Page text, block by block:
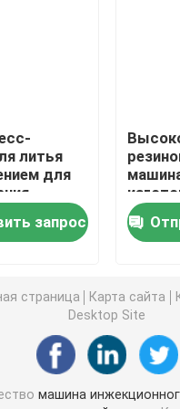
резиновая
колодки делая
резиновый
литья под
литья
для
для мытья
резины
запрос
страница Карта сайта
Desktop Site
машина